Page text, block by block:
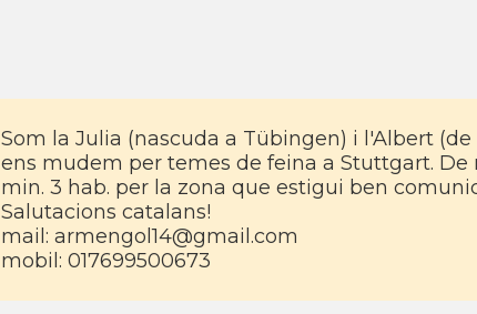
Som la Julia (nascuda a Tübingen) i l'Albert
ens mudem per temes de feina a Stuttgart.
min. 3 hab. per la zona que estigui ben
Salutacions catalans!
mail: armengol14@gmail.com
mobil: 017699500673